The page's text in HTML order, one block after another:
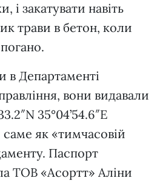
і закатувати навіть
трави в бетон, коли
в Департаменті
вони видавали
35°04’54.6″E
саме як «тимчасовій
Паспорт
ТОВ «Асортт» Аліни